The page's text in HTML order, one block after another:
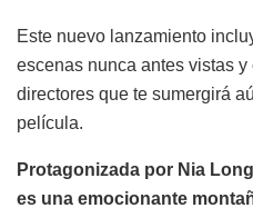
Este nuevo lanzamiento
escenas nunca antes vistas
directores que te sumergirá
película.
Protagonizada por Nia
es una emocionante